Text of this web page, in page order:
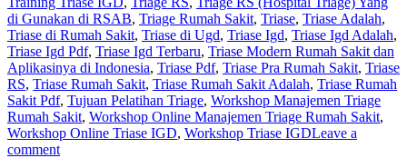
di Gunakan di RSAB, Triage Rumah Sakit, Triase, Triase Adalah,
Triase di Rumah Sakit, Triase di Ugd, Triase Igd, Triase Igd Adalah,
Triase Igd Pdf, Triase Igd Terbaru, Triase Modern Rumah Sakit dan
Aplikasinya di Indonesia, Triase Pdf, Triase Pra Rumah Sakit, Triase
RS, Triase Rumah Sakit, Triase Rumah Sakit Adalah, Triase Rumah
Sakit Pdf, Tujuan Pelatihan Triage, Workshop Manajemen Triage
Rumah Sakit, Workshop Online Manajemen Triage Rumah Sakit,
Workshop Online Triase IGD, Workshop Triase IGDLeave a
comment